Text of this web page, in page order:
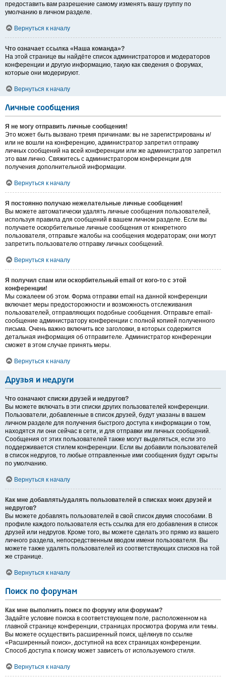
предоставить вам разрешение самому изменять вашу группу по
умолчанию в личном разделе.
Вернуться к началу
Что означает ссылка «Наша команда»?
На этой странице вы найдёте список администраторов и модераторов
конференции и другую информацию, такую как сведения о форумах,
которые они модерируют.
Вернуться к началу
Личные сообщения
Я не могу отправить личные сообщения!
Это может быть вызвано тремя причинами: вы не зарегистрированы и/
или не вошли на конференцию, администратор запретил отправку
личных сообщений на всей конференции или же администратор запретил
это вам лично. Свяжитесь с администратором конференции для
получения дополнительной информации.
Вернуться к началу
Я постоянно получаю нежелательные личные сообщения!
Вы можете автоматически удалять личные сообщения пользователей,
используя правила для сообщений в вашем личном разделе. Если вы
получаете оскорбительные личные сообщения от конкретного
пользователя, отправьте жалобы на сообщения модераторам; они могут
запретить пользователю отправку личных сообщений.
Вернуться к началу
Я получил спам или оскорбительный email от кого-то с этой
конференции!
Мы сожалеем об этом. Форма отправки email на данной конференции
включает меры предосторожности и возможность отслеживания
пользователей, отправляющих подобные сообщения. Отправьте email-
сообщение администратору конференции с полной копией полученного
письма. Очень важно включить все заголовки, в которых содержится
детальная информация об отправителе. Администратор конференции
сможет в этом случае принять меры.
Вернуться к началу
Друзья и недруги
Что означают списки друзей и недругов?
Вы можете включать в эти списки других пользователей конференции.
Пользователи, добавленные в список друзей, будут указаны в вашем
личном разделе для получения быстрого доступа к информации о том,
находятся ли они сейчас в сети, и для отправки им личных сообщений.
Сообщения от этих пользователей также могут выделяться, если это
поддерживается стилем конференции. Если вы добавили пользователей
в список недругов, то любые отправленные ими сообщения будут скрыты
по умолчанию.
Вернуться к началу
Как мне добавлять/удалять пользователей в списках моих друзей и
недругов?
Вы можете добавлять пользователей в свой список двумя способами. В
профиле каждого пользователя есть ссылка для его добавления в список
друзей или недругов. Кроме того, вы можете сделать это прямо из вашего
личного раздела, непосредственным вводом имени пользователя. Вы
можете также удалять пользователей из соответствующих списков на той
же странице.
Вернуться к началу
Поиск по форумам
Как мне выполнить поиск по форуму или форумам?
Задайте условие поиска в соответствующем поле, расположенном на
главной странице конференции, страницах просмотра форума или темы.
Вы можете осуществить расширенный поиск, щёлкнув по ссылке
«Расширенный поиск», доступной на всех страницах конференции.
Способ доступа к поиску может зависеть от используемого стиля.
Вернуться к началу